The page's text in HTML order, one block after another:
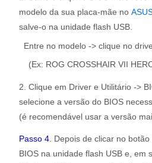
modelo da sua placa-mãe no
salve-o na unidade flash USB.
Entre no modelo -> clique no
(Ex: ROG CROSSHAIR VII
2. Clique em Driver e Utilitário ->
selecione a versão do BIOS
(é recomendável usar a versão
Passo 4. Depois de clicar no
BIOS na unidade flash USB e, em